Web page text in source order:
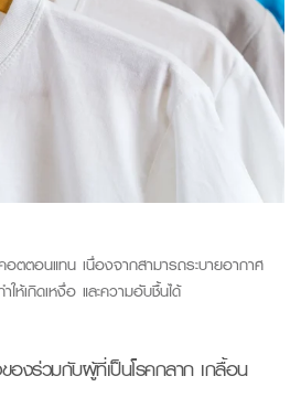
อตตอนแทน เนื่องจากสามารถระบายอากาศ
ห้เกิดเหงื่อ และความอับชื้นได้
องร่วมกับผู้ที่เป็นโรคกลาก เกลื้อน